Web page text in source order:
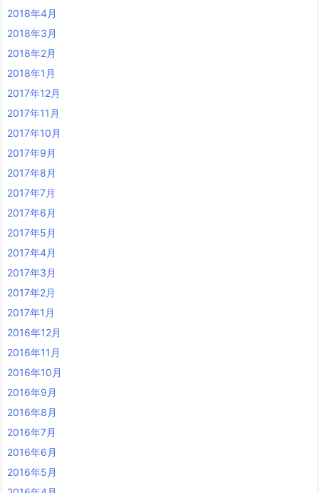
2018年4月
2018年3月
2018年2月
2018年1月
2017年12月
2017年11月
2017年10月
2017年9月
2017年8月
2017年7月
2017年6月
2017年5月
2017年4月
2017年3月
2017年2月
2017年1月
2016年12月
2016年11月
2016年10月
2016年9月
2016年8月
2016年7月
2016年6月
2016年5月